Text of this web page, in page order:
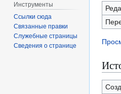
Инструменты
Ссылки сюда
Связанные правки
Служебные страницы
Сведения о странице